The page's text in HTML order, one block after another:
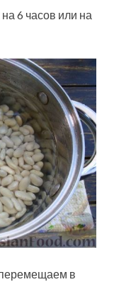
6 часов или на
в